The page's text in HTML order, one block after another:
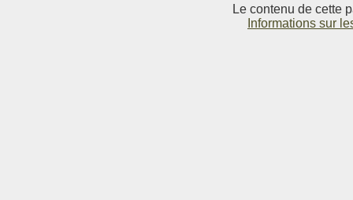
Le contenu de cette
Informations sur